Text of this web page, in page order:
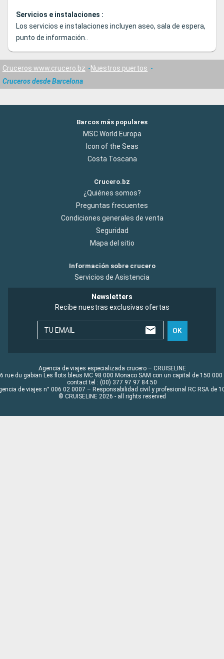
Servicios e instalaciones :
Los servicios e instalaciones incluyen aseo, sala de espera,
punto de información..
Cruceros www.crucero.bz
Nuestros puertos
Cruceros desde Barcelona
Barcos más populares
MSC World Europa
Icon of the Seas
Costa Toscana
Crucero.bz
¿Quiénes somos?
Preguntas frecuentes
Condiciones generales de venta
Seguridad
Mapa del sitio
Información sobre crucero
Servicios de Asistencia
Newsletters
Recibe nuestras exclusivas ofertas
TU EMAIL OK
Agencia de viajes especializada crucero – CRUISELINE
rue du gabian Les flots bleus MC 98 000 Monaco SAM con un capital de 150 000
contact tel : (00) 377 97 97 84 50
de viajes n° 006 02 0007 – Responsabilidad civil y profesional RC RSA de
© CRUISELINE 2026 - all rights reserved